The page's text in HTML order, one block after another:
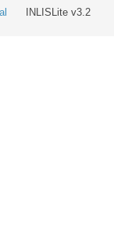
INLISLite v3.2